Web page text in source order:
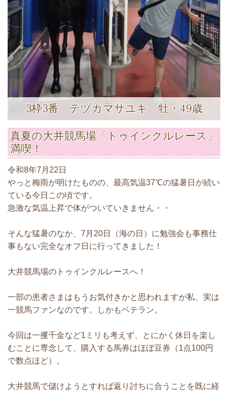
3枠3番 テヅカマサユキ 牡・49歳
真夏の大井競馬場「トゥインクルレース」
満喫！
令和8年7月22日
やっと梅雨が明けたものの、最高気温37℃の猛暑日が続い
ている今日この頃です。
急激な気温上昇で体がついていきません・・
そんな猛暑のなか、7月20日（海の日）に勉強会も事務仕
事もない完全なオフ日に行ってきました！
大井競馬場のトゥインクルレースへ！
一部の患者さまはもうお気付きかと思われますが私、実は
一競馬ファンなのです。しかもベテラン。
今回は一攫千金など1ミリも考えず、とにかく休日を楽し
むことに専念して、購入する馬券はほぼ豆券（1点100円
で数点ほど）。
大井競馬で儲けようとすれば返り討ちに合うことを既に経